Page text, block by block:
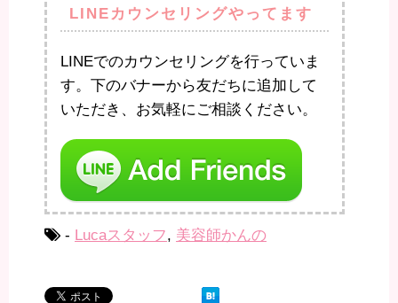
LINEカウンセリングやってます
LINEでのカウンセリングを行っていま
す。下のバナーから友だちに追加して
いただき、お気軽にご相談ください。
- Lucaスタッフ, 美容師かんの